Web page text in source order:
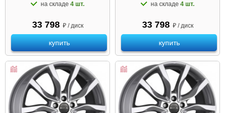
на складе 4 шт.
33 798 ₽ / диск
купить
на складе 4 шт.
33 798 ₽ / диск
купить